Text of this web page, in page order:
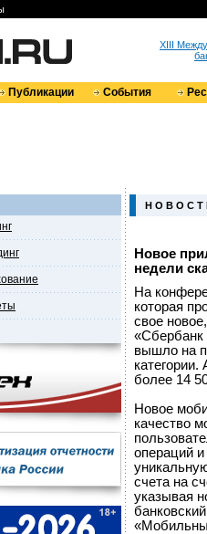
XIII
Публикации События
Н О В О С Т
Новое
недели
На
которая
свое
«Сбербанк
вышло на
более 14
Новое
качество
операций
счета на
указывая